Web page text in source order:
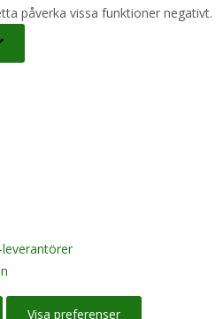
påverka vissa funktioner negativt.
Visa preferenser